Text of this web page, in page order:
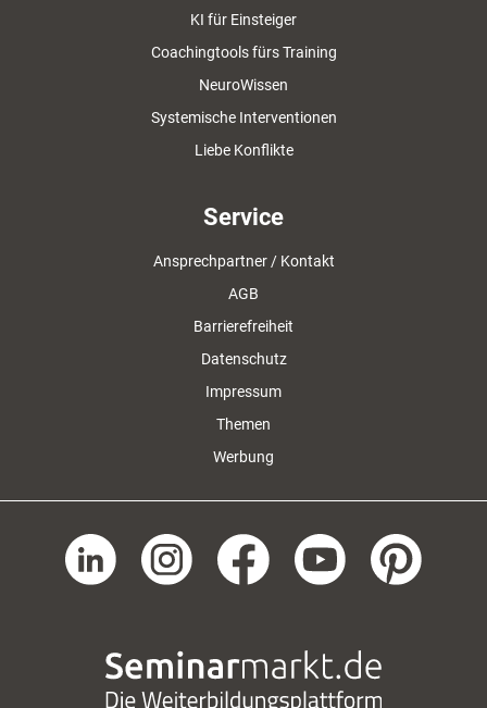
KI für Einsteiger
Coachingtools fürs Training
NeuroWissen
Systemische Interventionen
Liebe Konflikte
Service
Ansprechpartner / Kontakt
AGB
Barrierefreiheit
Datenschutz
Impressum
Themen
Werbung